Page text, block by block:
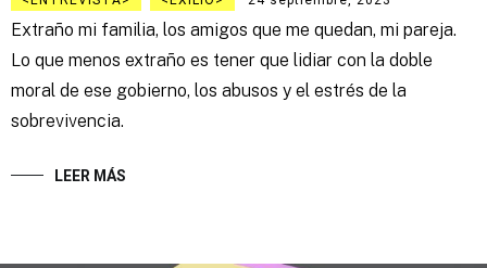
Extraño mi familia, los amigos que me quedan, mi pareja.
Lo que menos extraño es tener que lidiar con la doble
moral de ese gobierno, los abusos y el estrés de la
sobrevivencia.
LEER MÁS